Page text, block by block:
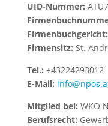
UID-Nummer:
Firmenbuchgericht:
Firmensitz: St.
Tel.: +43224293012
E-Mail:
Mitglied bei: WKO
Berufsrecht: